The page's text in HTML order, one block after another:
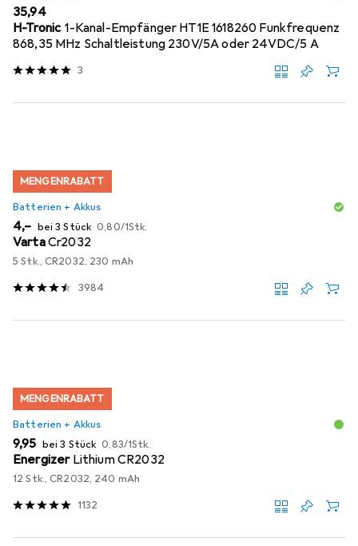
EUR
35,94
H-Tronic 1-Kanal-Empfänger HT1E 1618260 Funkfrequenz
868,35 MHz Schaltleistung 230V/5A oder 24VDC/5 A
3
MENGENRABATT
Batterien + Akkus
EUR
4,– bei 3 Stück EUR
0,80/1Stk.
VartaCr2032
5 Stk., CR2032, 230 mAh
3984
MENGENRABATT
Batterien + Akkus
EUR
9,95 bei 3 Stück EUR
0,83/1Stk.
Energizer Lithium CR2032
12 Stk., CR2032, 240 mAh
1132